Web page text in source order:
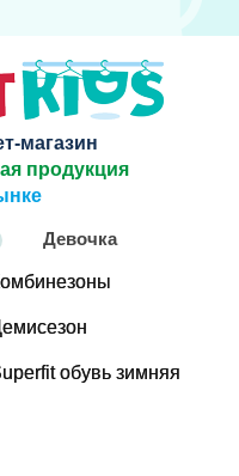
магазин
продукция
Девочка
обувь зимняя